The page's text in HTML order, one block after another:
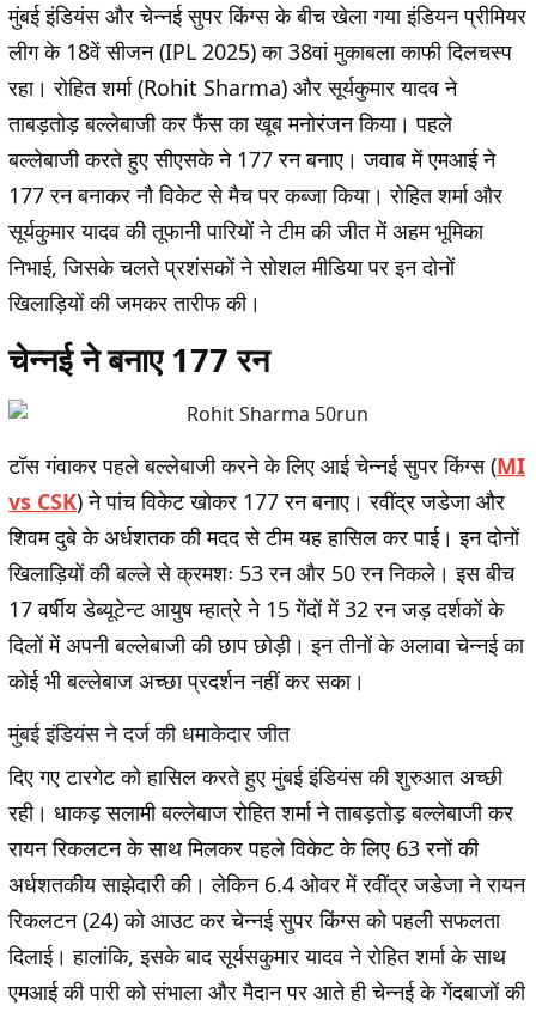
मुंबई इंडियंस और चेन्नई सुपर किंग्स के बीच खेला गया इंडियन प्रीमियर
लीग के 18वें सीजन (IPL 2025) का 38वां मुकाबला काफी दिलचस्प
रहा। रोहित शर्मा (Rohit Sharma) और सूर्यकुमार यादव ने
ताबड़तोड़ बल्लेबाजी कर फैंस का खूब मनोरंजन किया। पहले
बल्लेबाजी करते हुए सीएसके ने 177 रन बनाए। जवाब में एमआई ने
177 रन बनाकर नौ विकेट से मैच पर कब्जा किया। रोहित शर्मा और
सूर्यकुमार यादव की तूफानी पारियों ने टीम की जीत में अहम भूमिका
निभाई, जिसके चलते प्रशंसकों ने सोशल मीडिया पर इन दोनों
खिलाड़ियों की जमकर तारीफ की।
चेन्नई ने बनाए 177 रन
टॉस गंवाकर पहले बल्लेबाजी करने के लिए आई चेन्नई सुपर किंग्स (MI
vs CSK) ने पांच विकेट खोकर 177 रन बनाए। रवींद्र जडेजा और
शिवम दुबे के अर्धशतक की मदद से टीम यह हासिल कर पाई। इन दोनों
खिलाड़ियों की बल्ले से क्रमशः 53 रन और 50 रन निकले। इस बीच
17 वर्षीय डेब्यूटेन्ट आयुष म्हात्रे ने 15 गेंदों में 32 रन जड़ दर्शकों के
दिलों में अपनी बल्लेबाजी की छाप छोड़ी। इन तीनों के अलावा चेन्नई का
कोई भी बल्लेबाज अच्छा प्रदर्शन नहीं कर सका।
मुंबई इंडियंस ने दर्ज की धमाकेदार जीत
दिए गए टारगेट को हासिल करते हुए मुंबई इंडियंस की शुरुआत अच्छी
रही। धाकड़ सलामी बल्लेबाज रोहित शर्मा ने ताबड़तोड़ बल्लेबाजी कर
रायन रिकलटन के साथ मिलकर पहले विकेट के लिए 63 रनों की
अर्धशतकीय साझेदारी की। लेकिन 6.4 ओवर में रवींद्र जडेजा ने रायन
रिकलटन (24) को आउट कर चेन्नई सुपर किंग्स को पहली सफलता
दिलाई। हालांकि, इसके बाद सूर्यसकुमार यादव ने रोहित शर्मा के साथ
एमआई की पारी को संभाला और मैदान पर आते ही चेन्नई के गेंदबाजों की